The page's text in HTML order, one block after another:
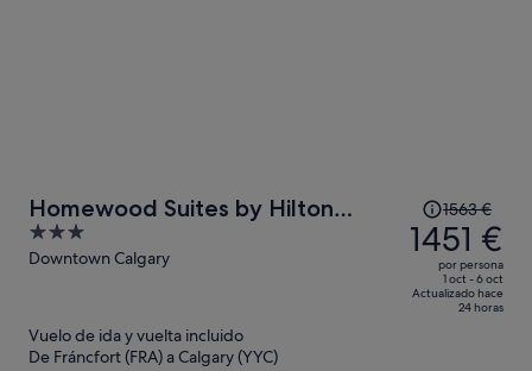
Homewood Suites by Hilton
Calgary Downtown
3
out
Downtown Calgary
El
precio
era
1563 €,
1563 €
1451 €
por persona
1 oct - 6 oct
Actualizado hace
24 horas
Vuelo de ida y vuelta incluido
De Fráncfort (FRA) a Calgary (YYC)